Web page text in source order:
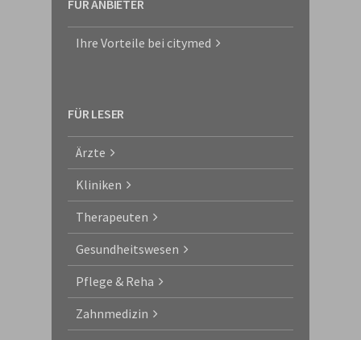
FÜR ANBIETER
Ihre Vorteile bei citymed
FÜR LESER
Ärzte
Kliniken
Therapeuten
Gesundheitswesen
Pflege & Reha
Zahnmedizin